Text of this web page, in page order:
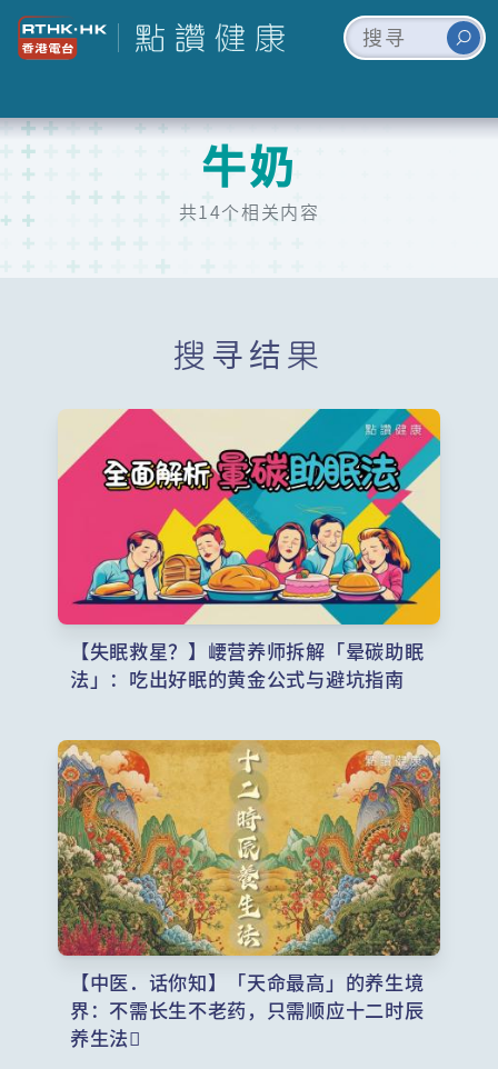
牛奶
共14个相关内容
搜寻结果
【失眠救星？】崾营养师拆解「晕碳助眠
法」：吃出好眠的黄金公式与避坑指南
【中医．话你知】「天命最高」的养生境
界：不需长生不老药，只需顺应十二时辰
养生法️